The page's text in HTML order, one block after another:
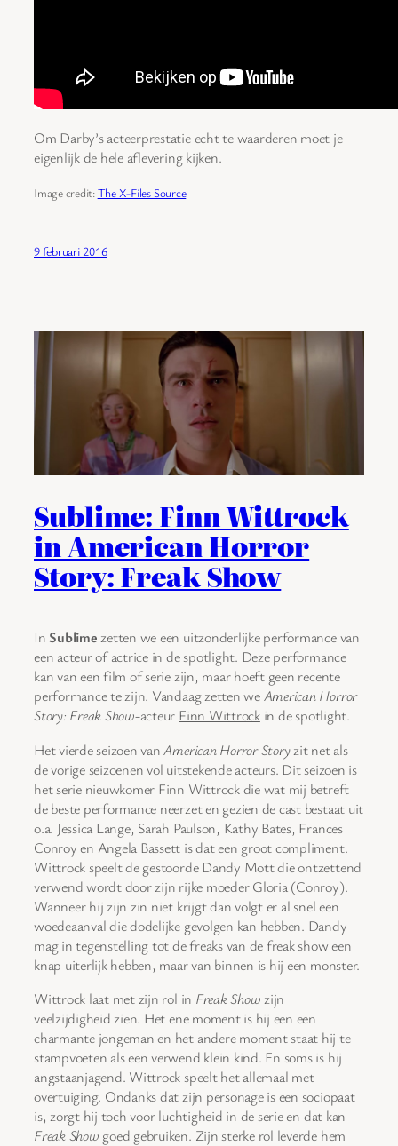
Om Darby’s acteerprestatie echt te waarderen moet je
eigenlijk de hele aflevering kijken.
Image credit:The X-Files Source
9 februari 2016
Sublime: Finn Wittrock
in American Horror
Story: Freak Show
In Sublimezetten we een uitzonderlijke performance van
een acteur of actrice in de spotlight. Deze performance
kan van een film of serie zijn, maar hoeft geen recente
performance te zijn. Vandaag zetten weAmerican Horror
Story: Freak Show-acteur Finn Wittrockin de spotlight.
Het vierde seizoen vanAmerican Horror Storyzit net als
de vorige seizoenen vol uitstekende acteurs. Dit seizoen is
het serie nieuwkomer Finn Wittrock die wat mij betreft
de beste performance neerzet en gezien de cast bestaat uit
o.a. Jessica Lange, Sarah Paulson, Kathy Bates, Frances
Conroy en Angela Bassett is dat een groot compliment.
Wittrock speelt de gestoorde Dandy Mott die ontzettend
verwend wordt door zijn rijke moeder Gloria (Conroy).
Wanneer hij zijn zin niet krijgt dan volgt er al snel een
woedeaanval die dodelijke gevolgen kan hebben. Dandy
mag in tegenstelling tot de freaks van de freak show een
knap uiterlijk hebben, maar van binnen is hij een monster.
Wittrock laat met zijn rol in Freak Showzijn
veelzijdigheid zien. Het ene moment is hij een een
charmante jongeman en het andere moment staat hij te
stampvoeten als een verwend klein kind. En soms is hij
angstaanjagend. Wittrock speelt het allemaal met
overtuiging. Ondanks dat zijn personage is een sociopaat
is, zorgt hij toch voor luchtigheid in de serie en dat kan
Freak Show goed gebruiken. Zijn sterke rol leverde hem